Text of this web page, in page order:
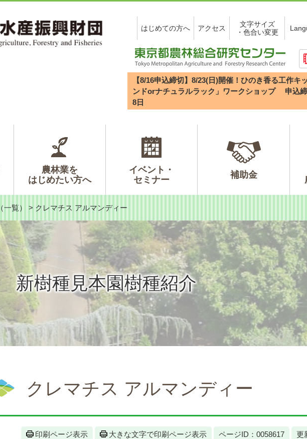
はじめての方へ アクセス
文字サイズ
・色合い変更
【8/16申込締切】8/23(日)開催！ひのき香る工作キ
ンドorナチュラルラック」ワークショップ
申込
8 日
農林業を
はじめたい方へ
イベント・
セミナー
補助金
（一覧） > クレマチス アルマンディー
新樹種見本園樹種紹介
クレマチス アルマンディー
印刷ページ表示 大きな文字で印刷ページ表示 ページID：0058617 更